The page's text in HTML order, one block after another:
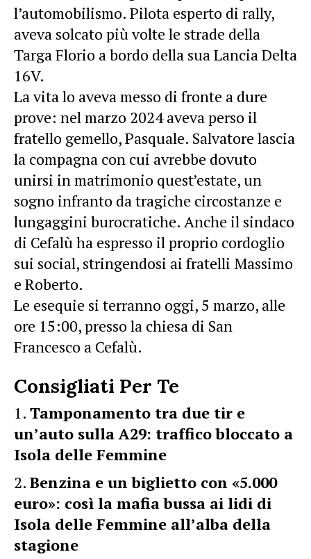
l’automobilismo. Pilota esperto di rally,
aveva solcato più volte le strade della
Targa Florio a bordo della sua Lancia Delta
16V.
La vita lo aveva messo di fronte a dure
prove: nel marzo 2024 aveva perso il
fratello gemello, Pasquale. Salvatore lascia
la compagna con cui avrebbe dovuto
unirsi in matrimonio quest’estate, un
sogno infranto da tragiche circostanze e
lungaggini burocratiche. Anche il sindaco
di Cefalù ha espresso il proprio cordoglio
sui social, stringendosi ai fratelli Massimo
e Roberto.
Le esequie si terranno oggi, 5 marzo, alle
ore 15:00, presso la chiesa di San
Francesco a Cefalù.
Consigliati Per Te
Tamponamento tra due tir e
un’auto sulla A29: traffico bloccato a
Isola delle Femmine
Benzina e un biglietto con «5.000
euro»: così la mafia bussa ai lidi di
Isola delle Femmine all’alba della
stagione